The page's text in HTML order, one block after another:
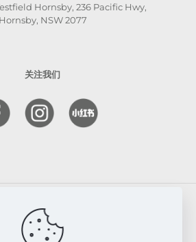
Hornsby, 236 Pacific Hwy,
Hornsby, NSW 2077
关注我们